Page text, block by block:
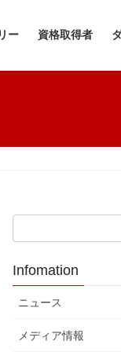
ー 資格取得者
Infomation
ニュース
メディア情報